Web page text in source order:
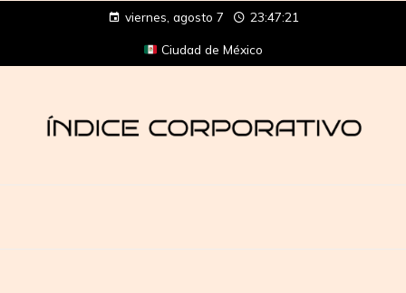
viernes, agosto 7 23:47:21
Ciudad de México